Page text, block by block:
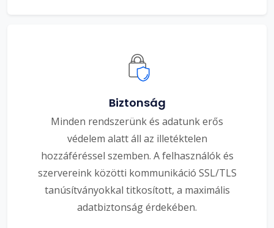
Biztonság
Minden rendszerünk és adatunk erős
védelem alatt áll az illetéktelen
hozzáféréssel szemben. A felhasználók és
szervereink közötti kommunikáció SSL/TLS
tanúsítványokkal titkosított, a maximális
adatbiztonság érdekében.